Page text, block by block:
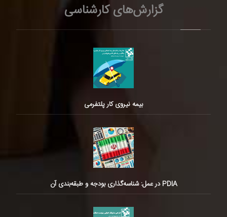
گزارش‌های کارشناسی
بیمه نیروی کار پلتفرمی
PDIA در عمل: شناسه‌گذاری بودجه و طبقه‌بندی آن